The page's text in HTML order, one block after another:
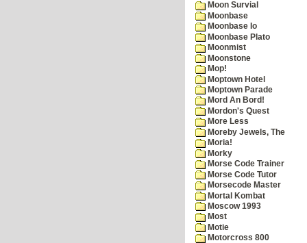
Moon Survial
Moonbase
Moonbase Io
Moonbase Plato
Moonmist
Moonstone
Mop!
Moptown Hotel
Moptown Parade
Mord An Bord!
Mordon's Quest
More Less
Moreby Jewels, The
Moria!
Morky
Morse Code Trainer
Morse Code Tutor
Morsecode Master
Mortal Kombat
Moscow 1993
Most
Motie
Motorcross 800